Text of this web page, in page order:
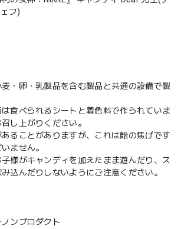
フ)
麦・卵・乳製品を含む製品と共通の設備で製
は食べられるシートと着色料で作られていま
し上がりください。
あることがありますが、これは飴の焦げです
ません。
子様がキャンディを加えたまま遊んだり、ス
込んだりしないようにご注意ください。
ンプロダクト